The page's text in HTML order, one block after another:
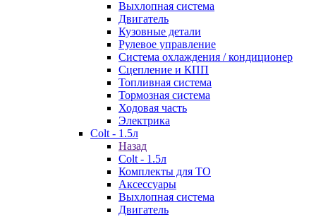
Выхлопная система
Двигатель
Кузовные детали
Рулевое управление
Система охлаждения / кондиционер
Сцепление и КПП
Топливная система
Тормозная система
Ходовая часть
Электрика
Colt - 1.5л
Назад
Colt - 1.5л
Комплекты для ТО
Аксессуары
Выхлопная система
Двигатель